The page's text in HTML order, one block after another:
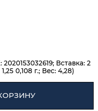
Вставка: 2
0,108 г.; Вес: 4,28)